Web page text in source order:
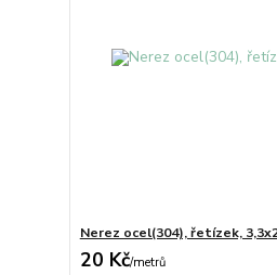
Nerez ocel(304), řetízek,
20 Kč/metrů